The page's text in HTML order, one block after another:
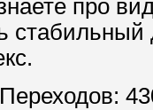
про
Переходов: